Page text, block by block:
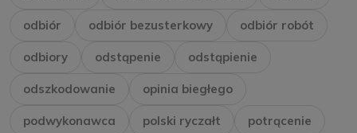
odbiór odbiór bezusterkowy odbiór robót
odbiory odstąpenie odstąpienie
odszkodowanie opinia biegłego
podwykonawca polski ryczałt potrącenie